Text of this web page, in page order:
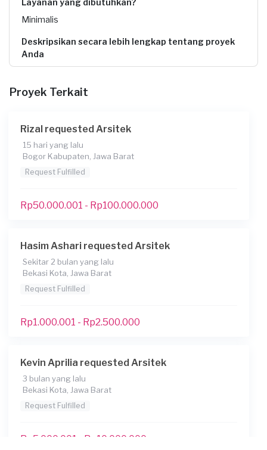
Layanan yang dibutuhkan?
Minimalis
Deskripsikan secara lebih lengkap tentang proyek
Anda
01-01-2026
Informasi tambahan
lainnya
Rp5.000.001 - Rp10.000.000
Proyek Terkait
Rizal requested Arsitek
15 hari yang lalu
Bogor Kabupaten, Jawa Barat
Request Fulfilled
Rp50.000.001 - Rp100.000.000
Hasim Ashari requested Arsitek
Sekitar 2 bulan yang lalu
Bekasi Kota, Jawa Barat
Request Fulfilled
Rp1.000.001 - Rp2.500.000
Kevin Aprilia requested Arsitek
3 bulan yang lalu
Bekasi Kota, Jawa Barat
Request Fulfilled
Rp5.000.001 - Rp10.000.000